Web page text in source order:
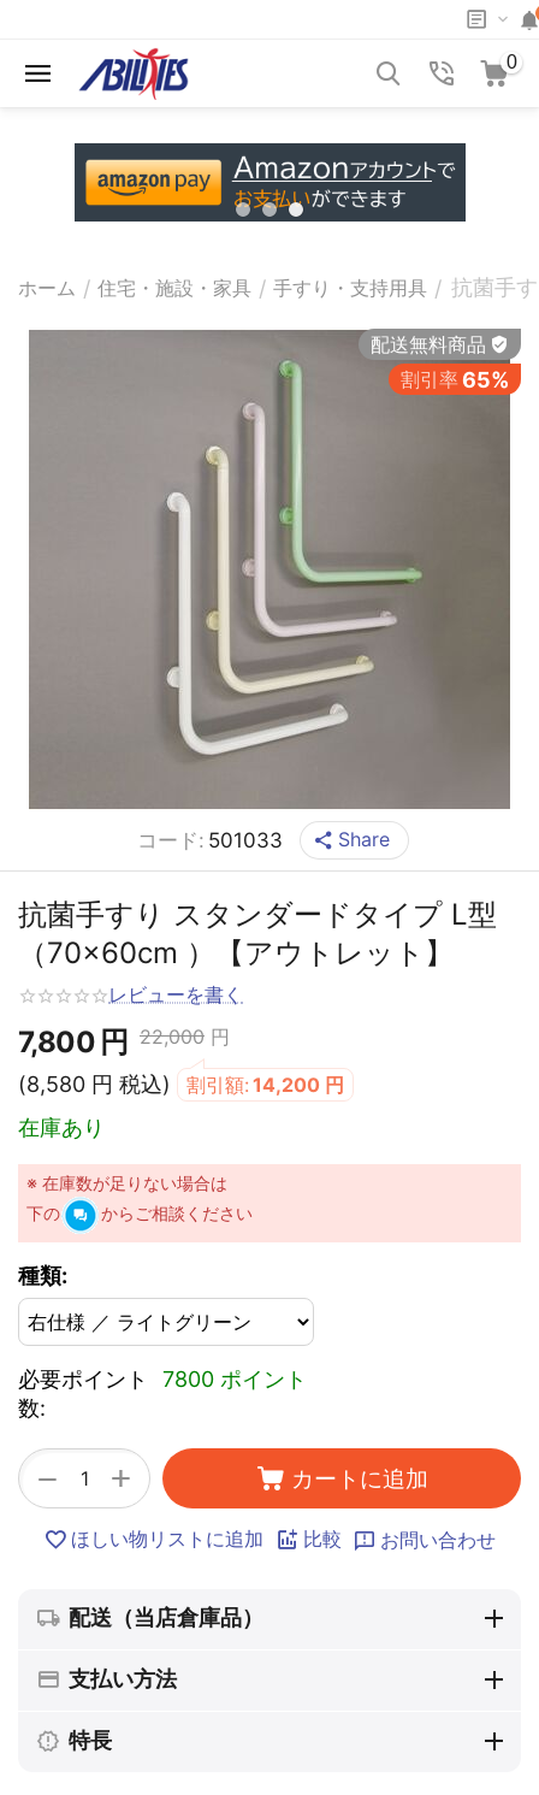
0
ホーム / 住宅・施設・家具 / 手すり・支持用具 / 抗菌手
配送無料商品
割引率65%
コード: 501033 Share
抗菌手すり スタンダードタイプ L型
（70×60cm ）【アウトレット】
レビューを書く
7,800 円 22,000 円
(8,580 円 税込) 割引額: 14,200 円
在庫あり
※ 在庫数が足りない場合は
下の
からご相談ください
種類:
必要ポイント
数:
7800 ポイント
+
− カートに追加
ほしい物リストに追加 比較 お問い合わせ
配送（当店倉庫品）
支払い方法
特長